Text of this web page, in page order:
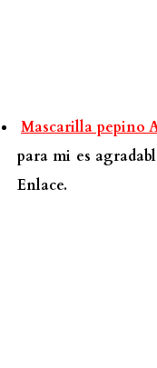
Mascarilla pepino
para mi es
Enlace.